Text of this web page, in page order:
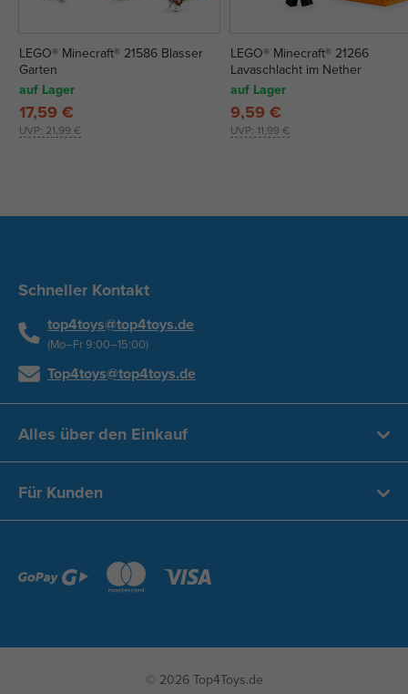
LEGO® Minecraft® 21586 Blasser
Garten
auf Lager
UVP: 21,99 €
17,59 €
LEGO® Minecraft® 21266
Lavaschlacht im Nether
auf Lager
UVP: 11,99 €
9,59 €
Schneller Kontakt
top4toys@top4toys.de
(Mo–Fr 9:00–15:00)
Top4toys@top4toys.de
Alles über den Einkauf
Für Kunden
© 2026 Top4Toys.de